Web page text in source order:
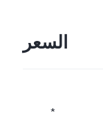
السعر
*